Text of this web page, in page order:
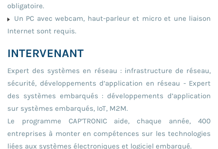
obligatoire.
Un PC avec webcam, haut-parleur et micro et une liaison
Internet sont requis.
INTERVENANT
Expert des systèmes en réseau : infrastructure de réseau,
sécurité, développements d’application en réseau - Expert
des systèmes embarqués : développements d’application
sur systèmes embarqués, IoT, M2M.
Le programme CAP’TRONIC aide, chaque année, 400
entreprises à monter en compétences sur les technologies
liées aux systèmes électroniques et logiciel embarqué.